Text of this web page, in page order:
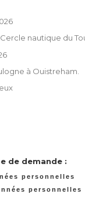
nautique du
à Ouistreham.
de demande :
personnelles
personnelles